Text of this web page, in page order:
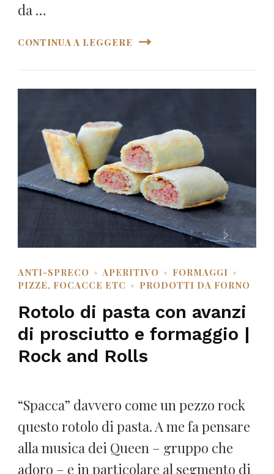
da …
CONTINUA A LEGGERE
ANTI-SPRECO APERITIVO
FORMAGGI
PIZZE, FOCACCE ETC
PRODOTTI DA FORNO
Rotolo di pasta con avanzi
di prosciutto e formaggio |
Rock and Rolls
“Spacca” davvero come un pezzo rock
questo rotolo di pasta. A me fa pensare
alla musica dei Queen – gruppo che
adoro – e in particolare al segmento di